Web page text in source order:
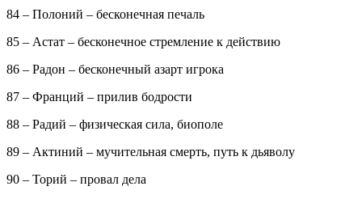
84 – Полоний – бесконечная печаль
85 – Астат – бесконечное стремление к действию
86 – Радон – бесконечный азарт игрока
87 – Франций – прилив бодрости
88 – Радий – физическая сила, биополе
89 – Актиний – мучительная смерть, путь к дьяволу
90 – Торий – провал дела